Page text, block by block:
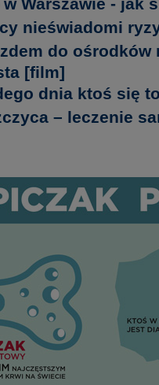
nieświadomi
do
[film]
dnia ktoś się
– leczenie